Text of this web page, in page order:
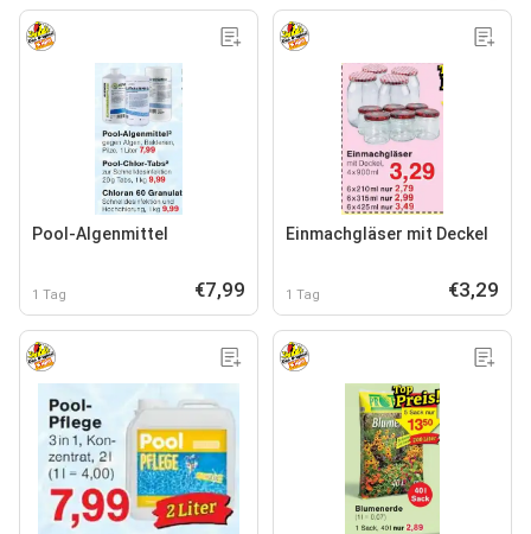
Pool-Algenmittel
1 Tag €7,99
Einmachgläser mit Deckel
1 Tag €3,29